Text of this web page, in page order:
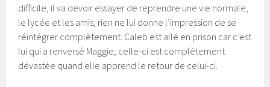
difficile, il va devoir essayer de reprendre une vie normale,
le lycée et les amis, rien ne lui donne l’impression de se
réintégrer complètement. Caleb est allé en prison car c’est
lui qui a renversé Maggie, celle-ci est complètement
dévastée quand elle apprend le retour de celui-ci.